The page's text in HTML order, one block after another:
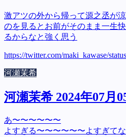
激アツの外から帰って源之丞が
のを見るとお前がそのまま一生
るからなと強く思う
https://twitter.com/maki_kawase/
河瀬茉希
河瀬茉希 2024年07月
あ〜〜〜〜〜〜
よすぎる〜〜〜〜〜〜よすぎて